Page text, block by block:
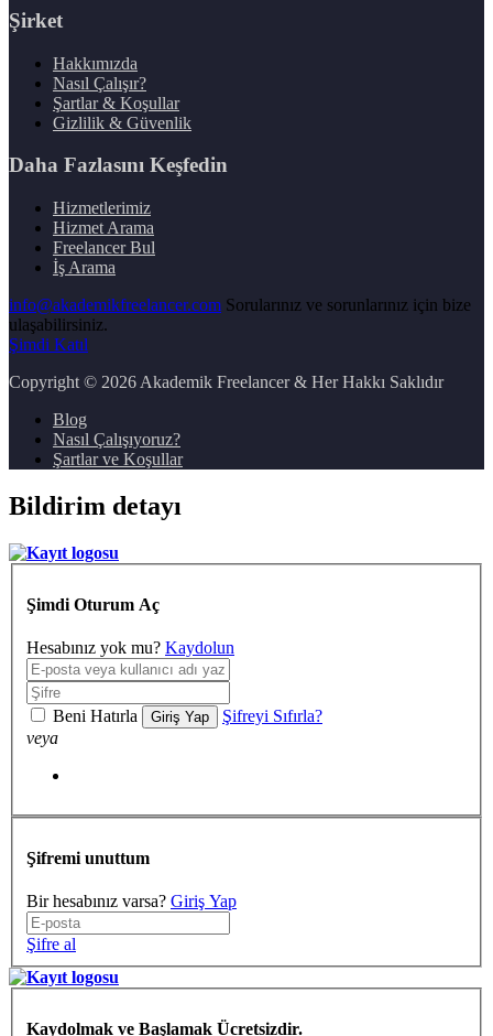
Şirket
Hakkımızda
Nasıl Çalışır?
Şartlar & Koşullar
Gizlilik & Güvenlik
Daha Fazlasını Keşfedin
Hizmetlerimiz
Hizmet Arama
Freelancer Bul
İş Arama
info@akademikfreelancer.com Sorularınız ve sorunlarınız için bize
ulaşabilirsiniz.
Şimdi Katıl
Copyright © 2026 Akademik Freelancer & Her Hakkı Saklıdır
Blog
Nasıl Çalışıyoruz?
Şartlar ve Koşullar
Bildirim detayı
Şimdi Oturum Aç
Hesabınız yok mu? Kaydolun
Beni Hatırla Giriş Yap
Şifreyi Sıfırla?
veya
Şifremi unuttum
Bir hesabınız varsa? Giriş Yap
Şifre al
Kaydolmak ve Başlamak Ücretsizdir.